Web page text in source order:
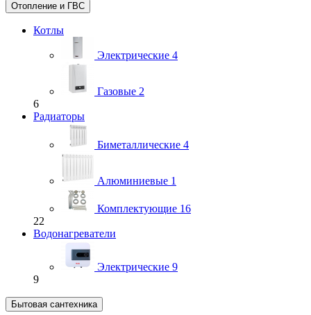
Отопление и ГВС
Котлы
Электрические 4
Газовые 2
6
Радиаторы
Биметаллические 4
Алюминиевые 1
Комплектующие 16
22
Водонагреватели
Электрические 9
9
Бытовая сантехника